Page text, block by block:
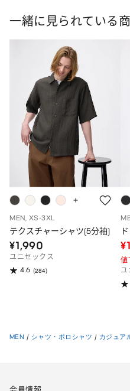
一緒に見られている
MEN, XS-3XL
テクスチャーシャツ(5分袖)
¥1,990
ユニセックス
4.6 (284)
値
ユ
MEN / シャツ・ポロシャツ / カジュア